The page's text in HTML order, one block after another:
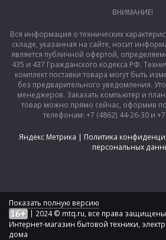
ВНИМАНИЕ!
Вся информация о технических
складе, указанная на сайте, носит
является публичной офертой,
435 и 437 Гражданского кодекса РФ.
комплект поставки товара могут быть
без предварительного уведомления.
менеджеров. Заказать компьютер и
товар можно прямо сейчас, оформив
телефонам: +7 (4862) 44-26-30 и
Яндекс Метрика | Политика
персональных
Показать полную версию
| 2024 © mtq.ru, все права
Интернет-магазин бытовой техники,
дома